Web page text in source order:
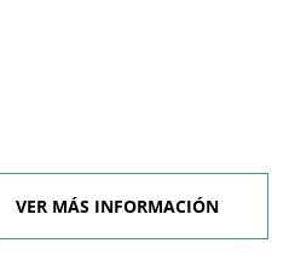
VER MÁS INFORMACIÓN